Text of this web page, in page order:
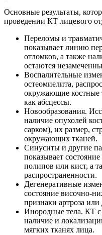
Основные результаты,
проведении КТ лицевого
Переломы и
показывает линию
отломков, а также
остаются
Воспалительные
остеомиелита,
окружающие костные
как абсцессы.
Новообразования.
наличие опухолей
сарком), их размер,
окружающих тканей.
Синуситы и другие
показывает
полипов или кист, а
распространенности.
Дегенеративные
состояние височно-
признаки артроза
Инородные тела. КТ
наличие и
мягких тканях лица.